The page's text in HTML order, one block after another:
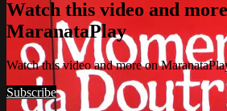
Watch this video and
MaranataPlay
Watch this video and more on
Subscribe